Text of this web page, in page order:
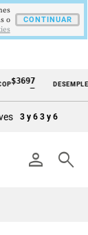
DESEMPLEO9,9
▼
3 y 6 3 y 6
person search
o
CONTINUAR